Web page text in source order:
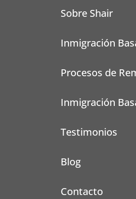
Sobre Shair
Inmigración
Procesos de
Inmigración
Testimonios
Blog
Contacto